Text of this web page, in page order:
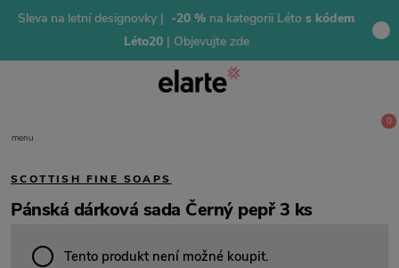
Sleva na letní designovky | -20 % na kategorii Léto s kódem
Léto20 | Objevujte zde
menu
0
SCOTTISH FINE SOAPS
Pánská dárková sada Černý pepř 3 ks
Tento produkt není možné koupit.